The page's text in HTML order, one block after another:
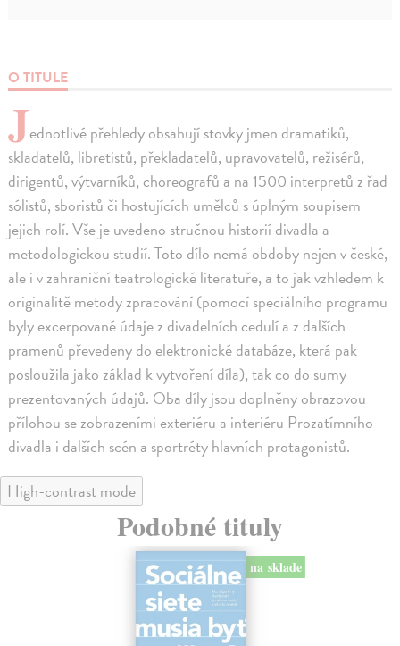
O TITULE
Jednotlivé přehledy obsahují stovky jmen dramatiků,
skladatelů, libretistů, překladatelů, upravovatelů, režisérů,
dirigentů, výtvarníků, choreografů a na 1500 interpretů z řad
sólistů, sboristů či hostujících umělců s úplným soupisem
jejich rolí. Vše je uvedeno stručnou historií divadla a
metodologickou studií. Toto dílo nemá obdoby nejen v české,
ale i v zahraniční teatrologické literatuře, a to jak vzhledem k
originalitě metody zpracování (pomocí speciálního programu
byly excerpované údaje z divadelních cedulí a z dalších
pramenů převedeny do elektronické databáze, která pak
posloužila jako základ k vytvoření díla), tak co do sumy
prezentovaných údajů. Oba díly jsou doplněny obrazovou
přílohou se zobrazeními exteriéru a interiéru Prozatímního
divadla i dalších scén a sportréty hlavních protagonistů.
High-contrast mode
Podobné tituly
na sklade